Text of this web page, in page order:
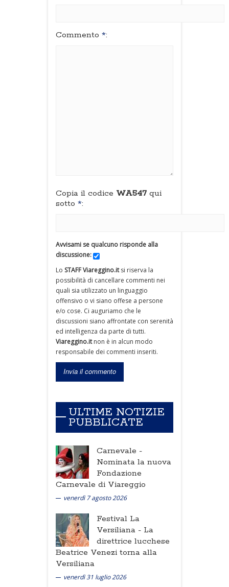
Commento *:
Copia il codice WA547 qui
sotto *:
Avvisami se qualcuno risponde alla
discussione:
Lo STAFF Viareggino.itsi riserva la
possibilità di cancellare commenti nei
quali sia utilizzato un linguaggio
offensivo o vi siano offese a persone
e/o cose. Ci auguriamo che le
discussioni siano affrontate con serenità
ed intelligenza da parte di tutti.
Viareggino.itnon è in alcun modo
responsabile dei commenti inseriti.
ULTIME NOTIZIE
PUBBLICATE
Carnevale -
Nominata la nuova
Fondazione
Carnevale di Viareggio
venerdì 7 agosto 2026
Festival La
Versiliana - La
direttrice lucchese
Beatrice Venezi torna alla
Versiliana
venerdì 31 luglio 2026